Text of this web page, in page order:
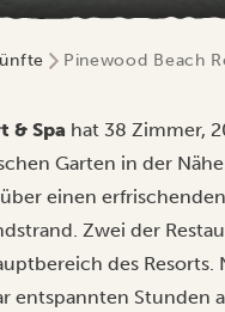
Pinewood Beach
& Spa hat 38 Zimmer,
Garten in der
einen
Zwei der
des Resorts.
entspannten Stunden